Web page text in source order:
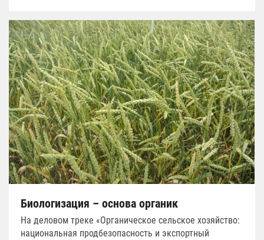
Биологизация – основа органик
На деловом треке «Органическое сельское хозяйство:
национальная продбезопасность и экспортный